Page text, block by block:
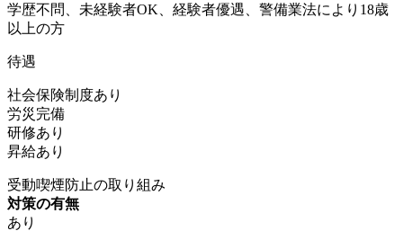
学歴不問、未経験者OK、経験者優遇、警備業法により18歳
以上の方
待遇
社会保険制度あり
労災完備
研修あり
昇給あり
受動喫煙防止の取り組み
対策の有無
あり